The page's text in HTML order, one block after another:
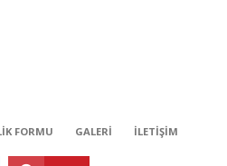
FORMU GALERI
İLETIŞIM
bir Milli Medya kuruluşudur.